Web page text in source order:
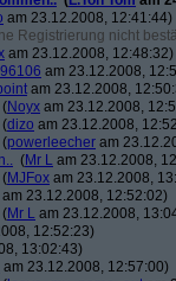
am 23.12.2008, 12:41:44)
Registrierung nicht
am 23.12.2008, 12:48:32)
am 23.12.2008,
am 23.12.2008,
(Noyx am 23.12.2008,
(dizo am 23.12.2008,
(powerleecher am
(Mr L am 23.12.2008,
(MJFox am 23.12.2008,
am 23.12.2008, 12:52:02)
(Mr L am 23.12.2008,
12:52:23)
13:02:43)
am 23.12.2008, 12:57:00)